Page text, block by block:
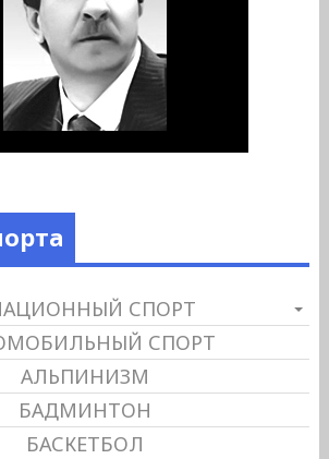
СПОРТ
СПОРТ
АЛЬПИНИЗМ
БАДМИНТОН
БАСКЕТБОЛ